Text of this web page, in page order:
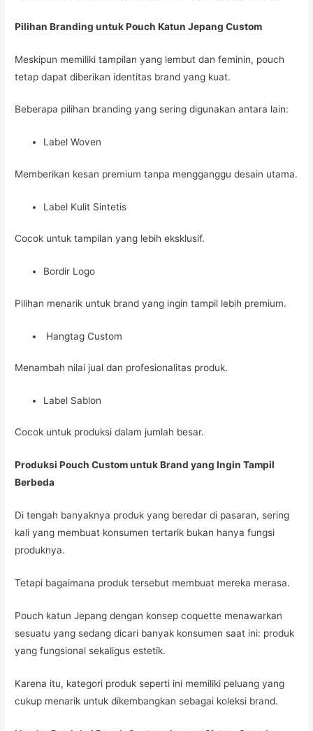
Pilihan Branding untuk Pouch Katun Jepang Custom
Meskipun memiliki tampilan yang lembut dan feminin, pouch
tetap dapat diberikan identitas brand yang kuat.
Beberapa pilihan branding yang sering digunakan antara lain:
Label Woven
Memberikan kesan premium tanpa mengganggu desain utama.
Label Kulit Sintetis
Cocok untuk tampilan yang lebih eksklusif.
Bordir Logo
Pilihan menarik untuk brand yang ingin tampil lebih premium.
Hangtag Custom
Menambah nilai jual dan profesionalitas produk.
Label Sablon
Cocok untuk produksi dalam jumlah besar.
Produksi Pouch Custom untuk Brand yang Ingin Tampil
Berbeda
Di tengah banyaknya produk yang beredar di pasaran, sering
kali yang membuat konsumen tertarik bukan hanya fungsi
produknya.
Tetapi bagaimana produk tersebut membuat mereka merasa.
Pouch katun Jepang dengan konsep coquette menawarkan
sesuatu yang sedang dicari banyak konsumen saat ini: produk
yang fungsional sekaligus estetik.
Karena itu, kategori produk seperti ini memiliki peluang yang
cukup menarik untuk dikembangkan sebagai koleksi brand.